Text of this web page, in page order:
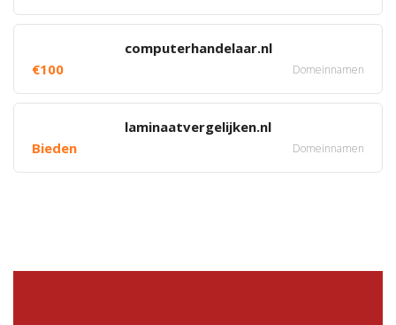
computerhandelaar.nl
€100
Domeinnamen
laminaatvergelijken.nl
Bieden
Domeinnamen